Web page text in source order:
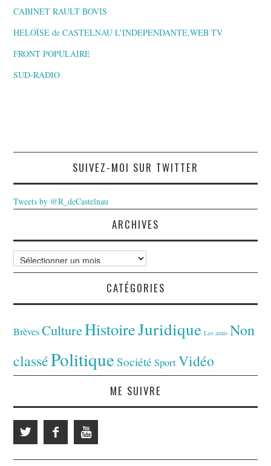
CABINET RAULT BOVIS
HELOÏSE de CASTELNAU L’INDEPENDANTE,WEB TV
FRONT POPULAIRE
SUD-RADIO
SUIVEZ-MOI SUR TWITTER
Tweets by @R_deCastelnau
ARCHIVES
Archives
CATÉGORIES
Brèves CultureHistoireJuridique Les amis Non
classéPolitiqueSociété SportVidéo
ME SUIVRE